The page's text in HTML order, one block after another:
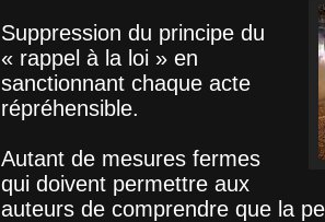
Suppression du principe du
« rappel à la loi » en
sanctionnant chaque acte
répréhensible.
Autant de mesures fermes
qui doivent permettre aux
auteurs de comprendre que la